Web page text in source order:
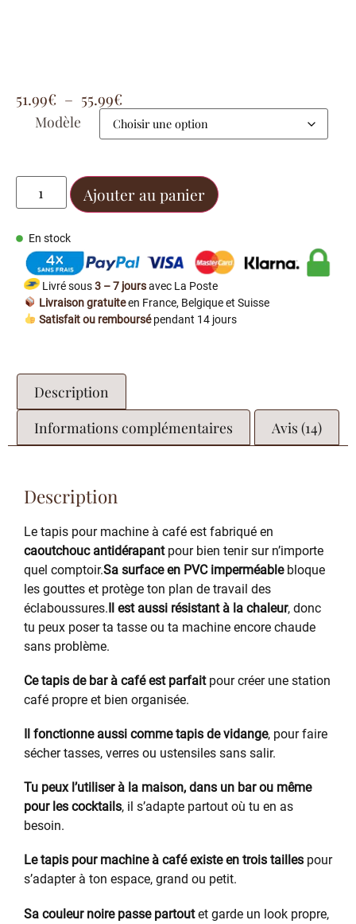
51.99€ – 55.99€
Modèle
Ajouter au panier
En stock
Livré sous3 – 7 joursavec La Poste
Livraison gratuiteen France, Belgique et Suisse
Satisfait ou remboursépendant 14 jours
Description
Informations complémentaires
Avis (14)
Description
Le tapis pour machine à café est fabriqué en
caoutchouc antidérapantpour bien tenir sur n’importe
quel comptoir.Sa surface en PVC imperméablebloque
les gouttes et protège ton plan de travail des
éclaboussures.Il est aussi résistant à la chaleur, donc
tu peux poser ta tasse ou ta machine encore chaude
sans problème.
Ce tapis de bar à café est parfaitpour créer une station
café propre et bien organisée.
Il fonctionne aussi comme tapis de vidange, pour faire
sécher tasses, verres ou ustensiles sans salir.
Tu peux l’utiliser à la maison, dans un bar ou même
pour les cocktails, il s’adapte partout où tu en as
besoin.
Le tapis pour machine à café existe en trois tailles pour
s’adapter à ton espace, grand ou petit.
Sa couleur noire passe partoutet garde un look propre,